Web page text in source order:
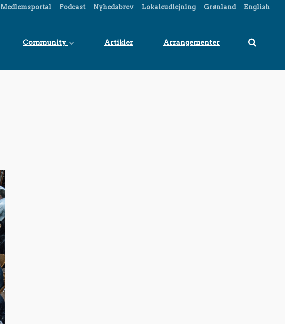
Medlemsportal Podcast Nyhedsbrev Lokaleudlejning Grønland English
Community Artikler Arrangementer